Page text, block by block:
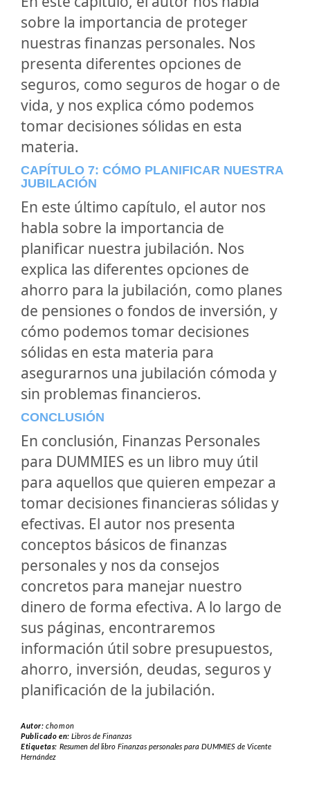
sobre la importancia de proteger
nuestras finanzas personales. Nos
presenta diferentes opciones de
seguros, como seguros de hogar o de
vida, y nos explica cómo podemos
tomar decisiones sólidas en esta
materia.
CAPÍTULO 7: CÓMO PLANIFICAR NUESTRA
JUBILACIÓN
En este último capítulo, el autor nos
habla sobre la importancia de
planificar nuestra jubilación. Nos
explica las diferentes opciones de
ahorro para la jubilación, como planes
de pensiones o fondos de inversión, y
cómo podemos tomar decisiones
sólidas en esta materia para
asegurarnos una jubilación cómoda y
sin problemas financieros.
CONCLUSIÓN
En conclusión, Finanzas Personales
para DUMMIES es un libro muy útil
para aquellos que quieren empezar a
tomar decisiones financieras sólidas y
efectivas. El autor nos presenta
conceptos básicos de finanzas
personales y nos da consejos
concretos para manejar nuestro
dinero de forma efectiva. A lo largo de
sus páginas, encontraremos
información útil sobre presupuestos,
ahorro, inversión, deudas, seguros y
planificación de la jubilación.
Autor:chomon
Publicado en:Libros de Finanzas
Etiquetas: Resumen del libro Finanzas personales para DUMMIES de Vicente
Hernández